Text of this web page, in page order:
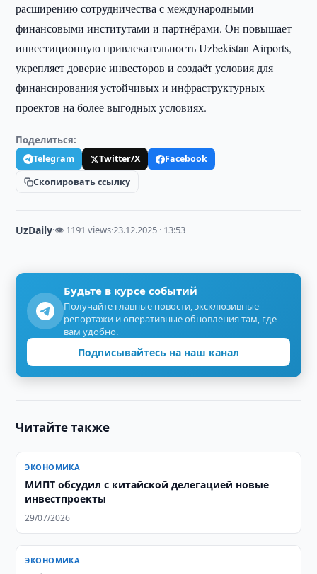
расширению сотрудничества с международными
финансовыми институтами и партнёрами. Он повышает
инвестиционную привлекательность Uzbekistan Airports,
укрепляет доверие инвесторов и создаёт условия для
финансирования устойчивых и инфраструктурных
проектов на более выгодных условиях.
Поделиться:
Telegram Twitter/X
Facebook
Скопировать ссылку
UzDaily·👁 1191 views·23.12.2025 · 13:53
Будьте в курсе событий
Получайте главные новости, эксклюзивные
репортажи и оперативные обновления там, где
вам удобно.
Подписывайтесь на наш канал
Читайте также
ЭКОНОМИКА
МИПТ обсудил с китайской делегацией новые
инвестпроекты
29/07/2026
ЭКОНОМИКА